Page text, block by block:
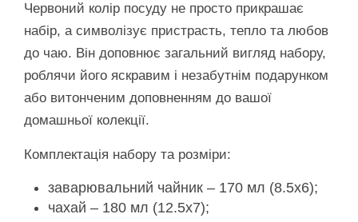
Червоний колір посуду не просто прикрашає
набір, а символізує пристрасть, тепло та любов
до чаю. Він доповнює загальний вигляд набору,
роблячи його яскравим і незабутнім подарунком
або витонченим доповненням до вашої
домашньої колекції.
Комплектація набору та розміри:
заварювальний чайник – 170 мл (8.5х6);
чахай – 180 мл (12.5х7);